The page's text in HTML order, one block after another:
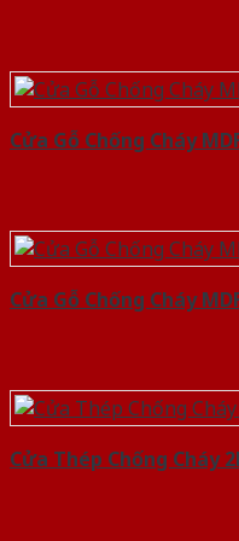
Cửa Gỗ Chống Cháy
Cửa Gỗ Chống Cháy
Cửa Thép Chống Cháy